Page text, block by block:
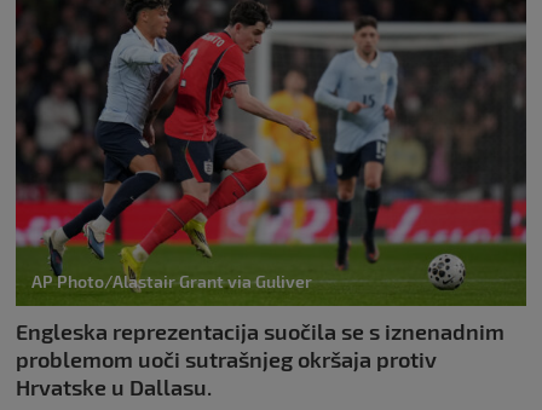
AP Photo/Alastair Grant via Guliver
Engleska reprezentacija suočila se s iznenadnim
problemom uoči sutrašnjeg okršaja protiv
Hrvatske u Dallasu.